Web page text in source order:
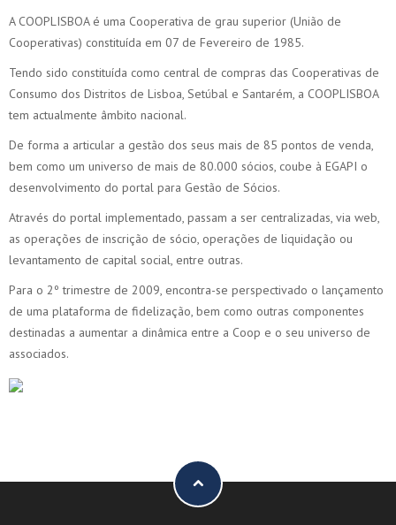
Notícias
Contactos
Área Cliente
Pesquisa
A COOPLISBOA é uma Cooperativa de grau superior (União de
Cooperativas) constituída em 07 de Fevereiro de 1985.
Tendo sido constituída como central de compras das Cooperativas de
Consumo dos Distritos de Lisboa, Setúbal e Santarém, a COOPLISBOA
tem actualmente âmbito nacional.
De forma a articular a gestão dos seus mais de 85 pontos de venda,
bem como um universo de mais de 80.000 sócios, coube à EGAPI o
desenvolvimento do portal para Gestão de Sócios.
Através do portal implementado, passam a ser centralizadas, via web,
as operações de inscrição de sócio, operações de liquidação ou
levantamento de capital social, entre outras.
Para o 2º trimestre de 2009, encontra-se perspectivado o lançamento
de uma plataforma de fidelização, bem como outras componentes
destinadas a aumentar a dinâmica entre a Coop e o seu universo de
associados.